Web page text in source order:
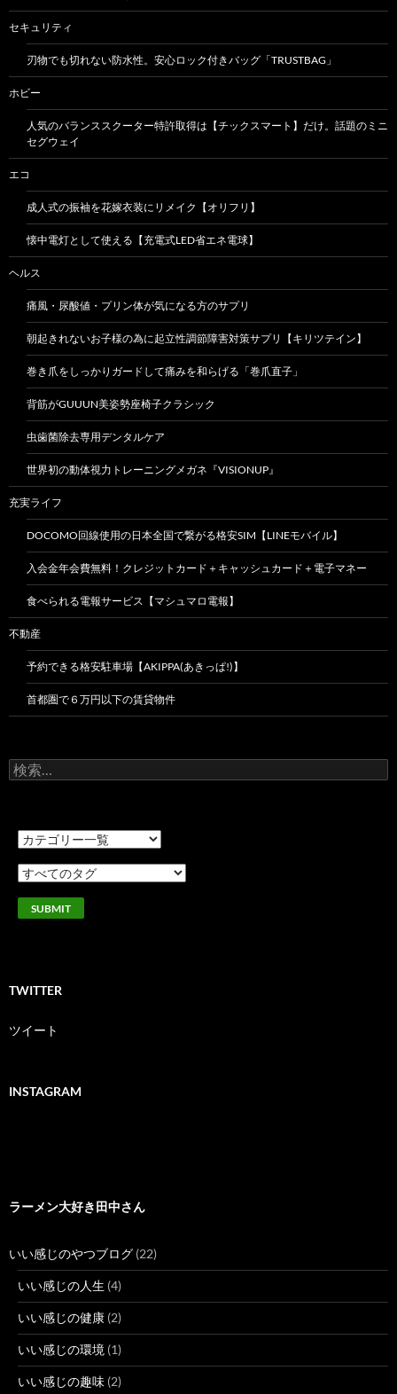
セキュリティ
刃物でも切れない防水性。安心ロック付きバッグ「TRUSTBAG」
ホビー
人気のバランススクーター特許取得は【チックスマート】だけ。話題のミニ
セグウェイ
エコ
成人式の振袖を花嫁衣装にリメイク【オリフリ】
懐中電灯として使える【充電式LED省エネ電球】
ヘルス
痛風・尿酸値・プリン体が気になる方のサプリ
朝起きれないお子様の為に起立性調節障害対策サプリ【キリツテイン】
巻き爪をしっかりガードして痛みを和らげる「巻爪直子」
背筋がGUUUN美姿勢座椅子クラシック
虫歯菌除去専用デンタルケア
世界初の動体視力トレーニングメガネ『VISIONUP』
充実ライフ
DOCOMO回線使用の日本全国で繋がる格安SIM【LINEモバイル】
入会金年会費無料！クレジットカード＋キャッシュカード＋電子マネー
食べられる電報サービス【マシュマロ電報】
不動産
予約できる格安駐車場【AKIPPA(あきっぱ!)】
首都圏で６万円以下の賃貸物件
検
索:
TWITTER
ツイート
INSTAGRAM
ラーメン大好き田中さん
いい感じのやつブログ (22)
いい感じの人生 (4)
いい感じの健康 (2)
いい感じの環境 (1)
いい感じの趣味 (2)